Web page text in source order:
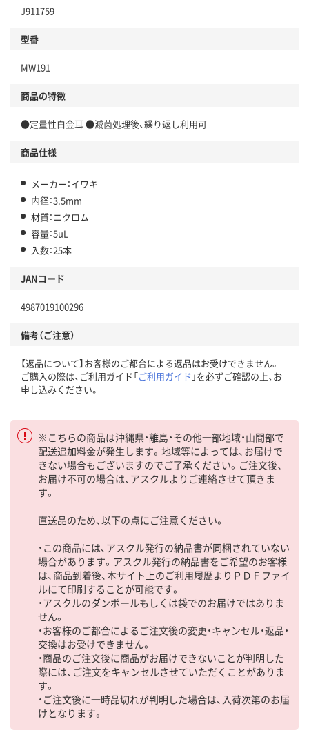
J911759
型番
MW191
商品の特徴
●定量性白金耳 ●滅菌処理後、繰り返し利用可
商品仕様
メーカー：イワキ
内径：3.5mm
材質：ニクロム
容量：5uL
入数：25本
JANコード
4987019100296
備考（ご注意）
【返品について】お客様のご都合による返品はお受けできません。
ご購入の際は、ご利用ガイド「ご利用ガイド 」を必ずご確認の上、お
申し込みください。
※こちらの商品は沖縄県・離島・その他一部地域・山間部で
配送追加料金が発生します。地域等によっては、お届けで
きない場合もございますのでご了承ください。ご注文後、
お届け不可の場合は、アスクルよりご連絡させて頂きま
す。
直送品のため、以下の点にご注意ください。
・この商品には、アスクル発行の納品書が同梱されていない
場合があります。アスクル発行の納品書をご希望のお客様
は、商品到着後、本サイト上のご利用履歴よりＰＤＦファイ
ルにて印刷することが可能です。
・アスクルのダンボールもしくは袋でのお届けではありま
せん。
・お客様のご都合によるご注文後の変更・キャンセル・返品・
交換はお受けできません。
・商品のご注文後に商品がお届けできないことが判明した
際には、ご注文をキャンセルさせていただくことがありま
す。
・ご注文後に一時品切れが判明した場合は、入荷次第のお届
けとなります。